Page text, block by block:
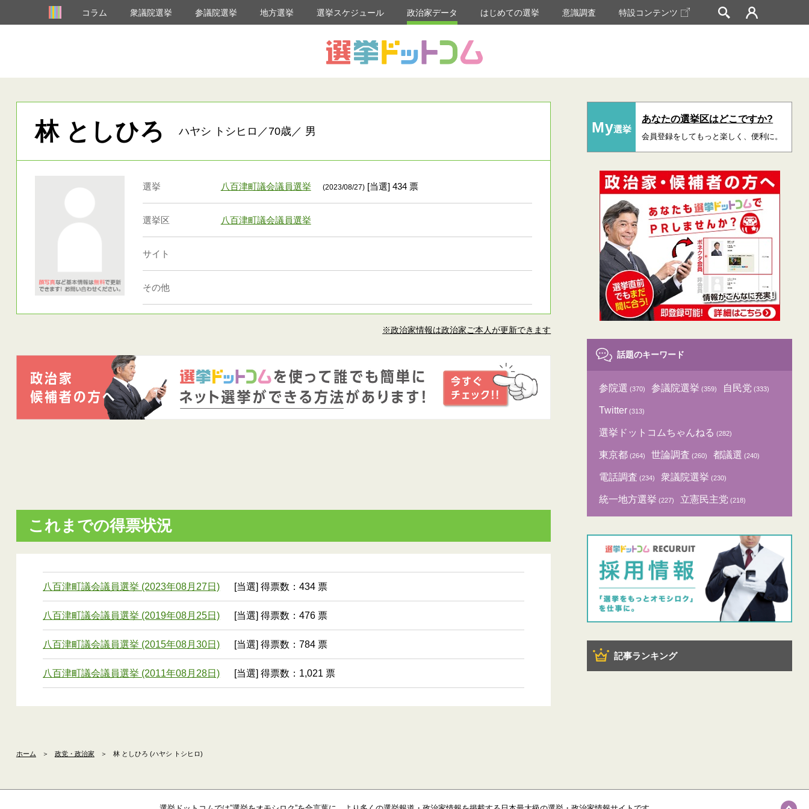
コラム 衆議院選挙 参議院選挙 地方選挙 選挙スケジュール 政治家データ はじめての選挙 意識調査 特設コンテンツ
林 としひろ ハヤシ トシヒロ／70歳／ 男
選挙 八百津町議会議員選挙 (2023/08/27)[当選] 434 票
選挙区 八百津町議会議員選挙
サイト
その他
※政治家情報は政治家ご本人が更新できます
これまでの得票状況
八百津町議会議員選挙 (2023年08月27日) [当選] 得票数：434 票
八百津町議会議員選挙 (2019年08月25日) [当選] 得票数：476 票
八百津町議会議員選挙 (2015年08月30日) [当選] 得票数：784 票
八百津町議会議員選挙 (2011年08月28日) [当選] 得票数：1,021 票
My選挙
あなたの選挙区はどこですか?
会員登録をしてもっと楽しく、便利に。
話題のキーワード
参院選 (370) 参議院選挙 (359) 自民党 (333)
Twitter (313)
選挙ドットコムちゃんねる (282)
東京都 (264) 世論調査 (260) 都議選 (240)
電話調査 (234) 衆議院選挙 (230)
統一地方選挙 (227) 立憲民主党 (218)
記事ランキング
ホーム ＞ 政党・政治家 ＞ 林 としひろ (ハヤシ トシヒロ)